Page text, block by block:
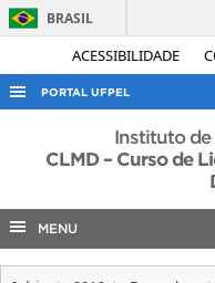
ACESSIBILIDADE
BRASIL
PORTAL UFPEL
ACESSO À INFORMAÇÃO
AUDITORIA
EDITAIS
Instituto de
CLMD – Curso de
MENU